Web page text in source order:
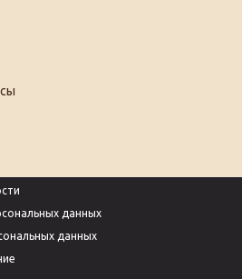
данных
данных